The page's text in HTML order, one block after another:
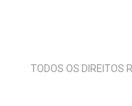
TODOS OS DIREITOS